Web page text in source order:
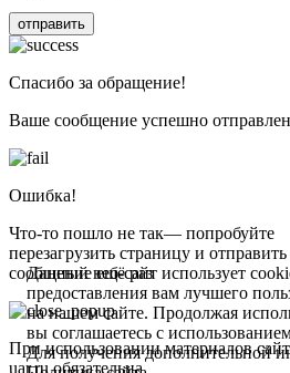
отправить
Спасибо за обращение!
Ваше сообщение успешно
Ошибка!
Что-то пошло не так— попробуйте
перезагрузить страницу и отправить
сообщение ещё раз
При использовании материалов
uar.ru обязательна
Данный веб-сайт использует
предоставления вам лучшего
на нашем сайте. Продолжая
вы соглашаетесь с
Для получения дополнительной